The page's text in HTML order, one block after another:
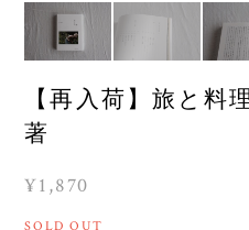
【再入荷】旅と
著
¥1,870
SOLD OUT